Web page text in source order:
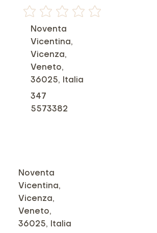
Non ci sono ancora valutazioni
Noventa
Vicentina,
Vicenza,
Veneto,
36025, Italia
347
5573382
Noventa
Vicentina,
Vicenza,
Veneto,
36025, Italia